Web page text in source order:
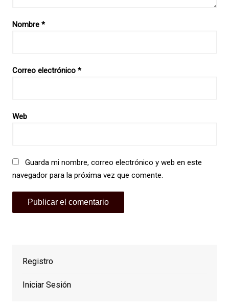
Nombre *
Correo electrónico *
Web
Guarda mi nombre, correo electrónico y web en este
navegador para la próxima vez que comente.
Registro
Iniciar Sesión